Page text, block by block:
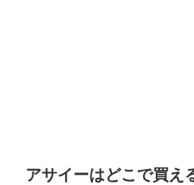
アサイーはどこで買え